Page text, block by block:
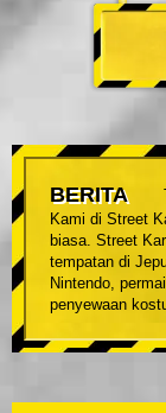
BERITA
Kami di Street
biasa. Street
tempatan di
Nintendo,
penyewaan